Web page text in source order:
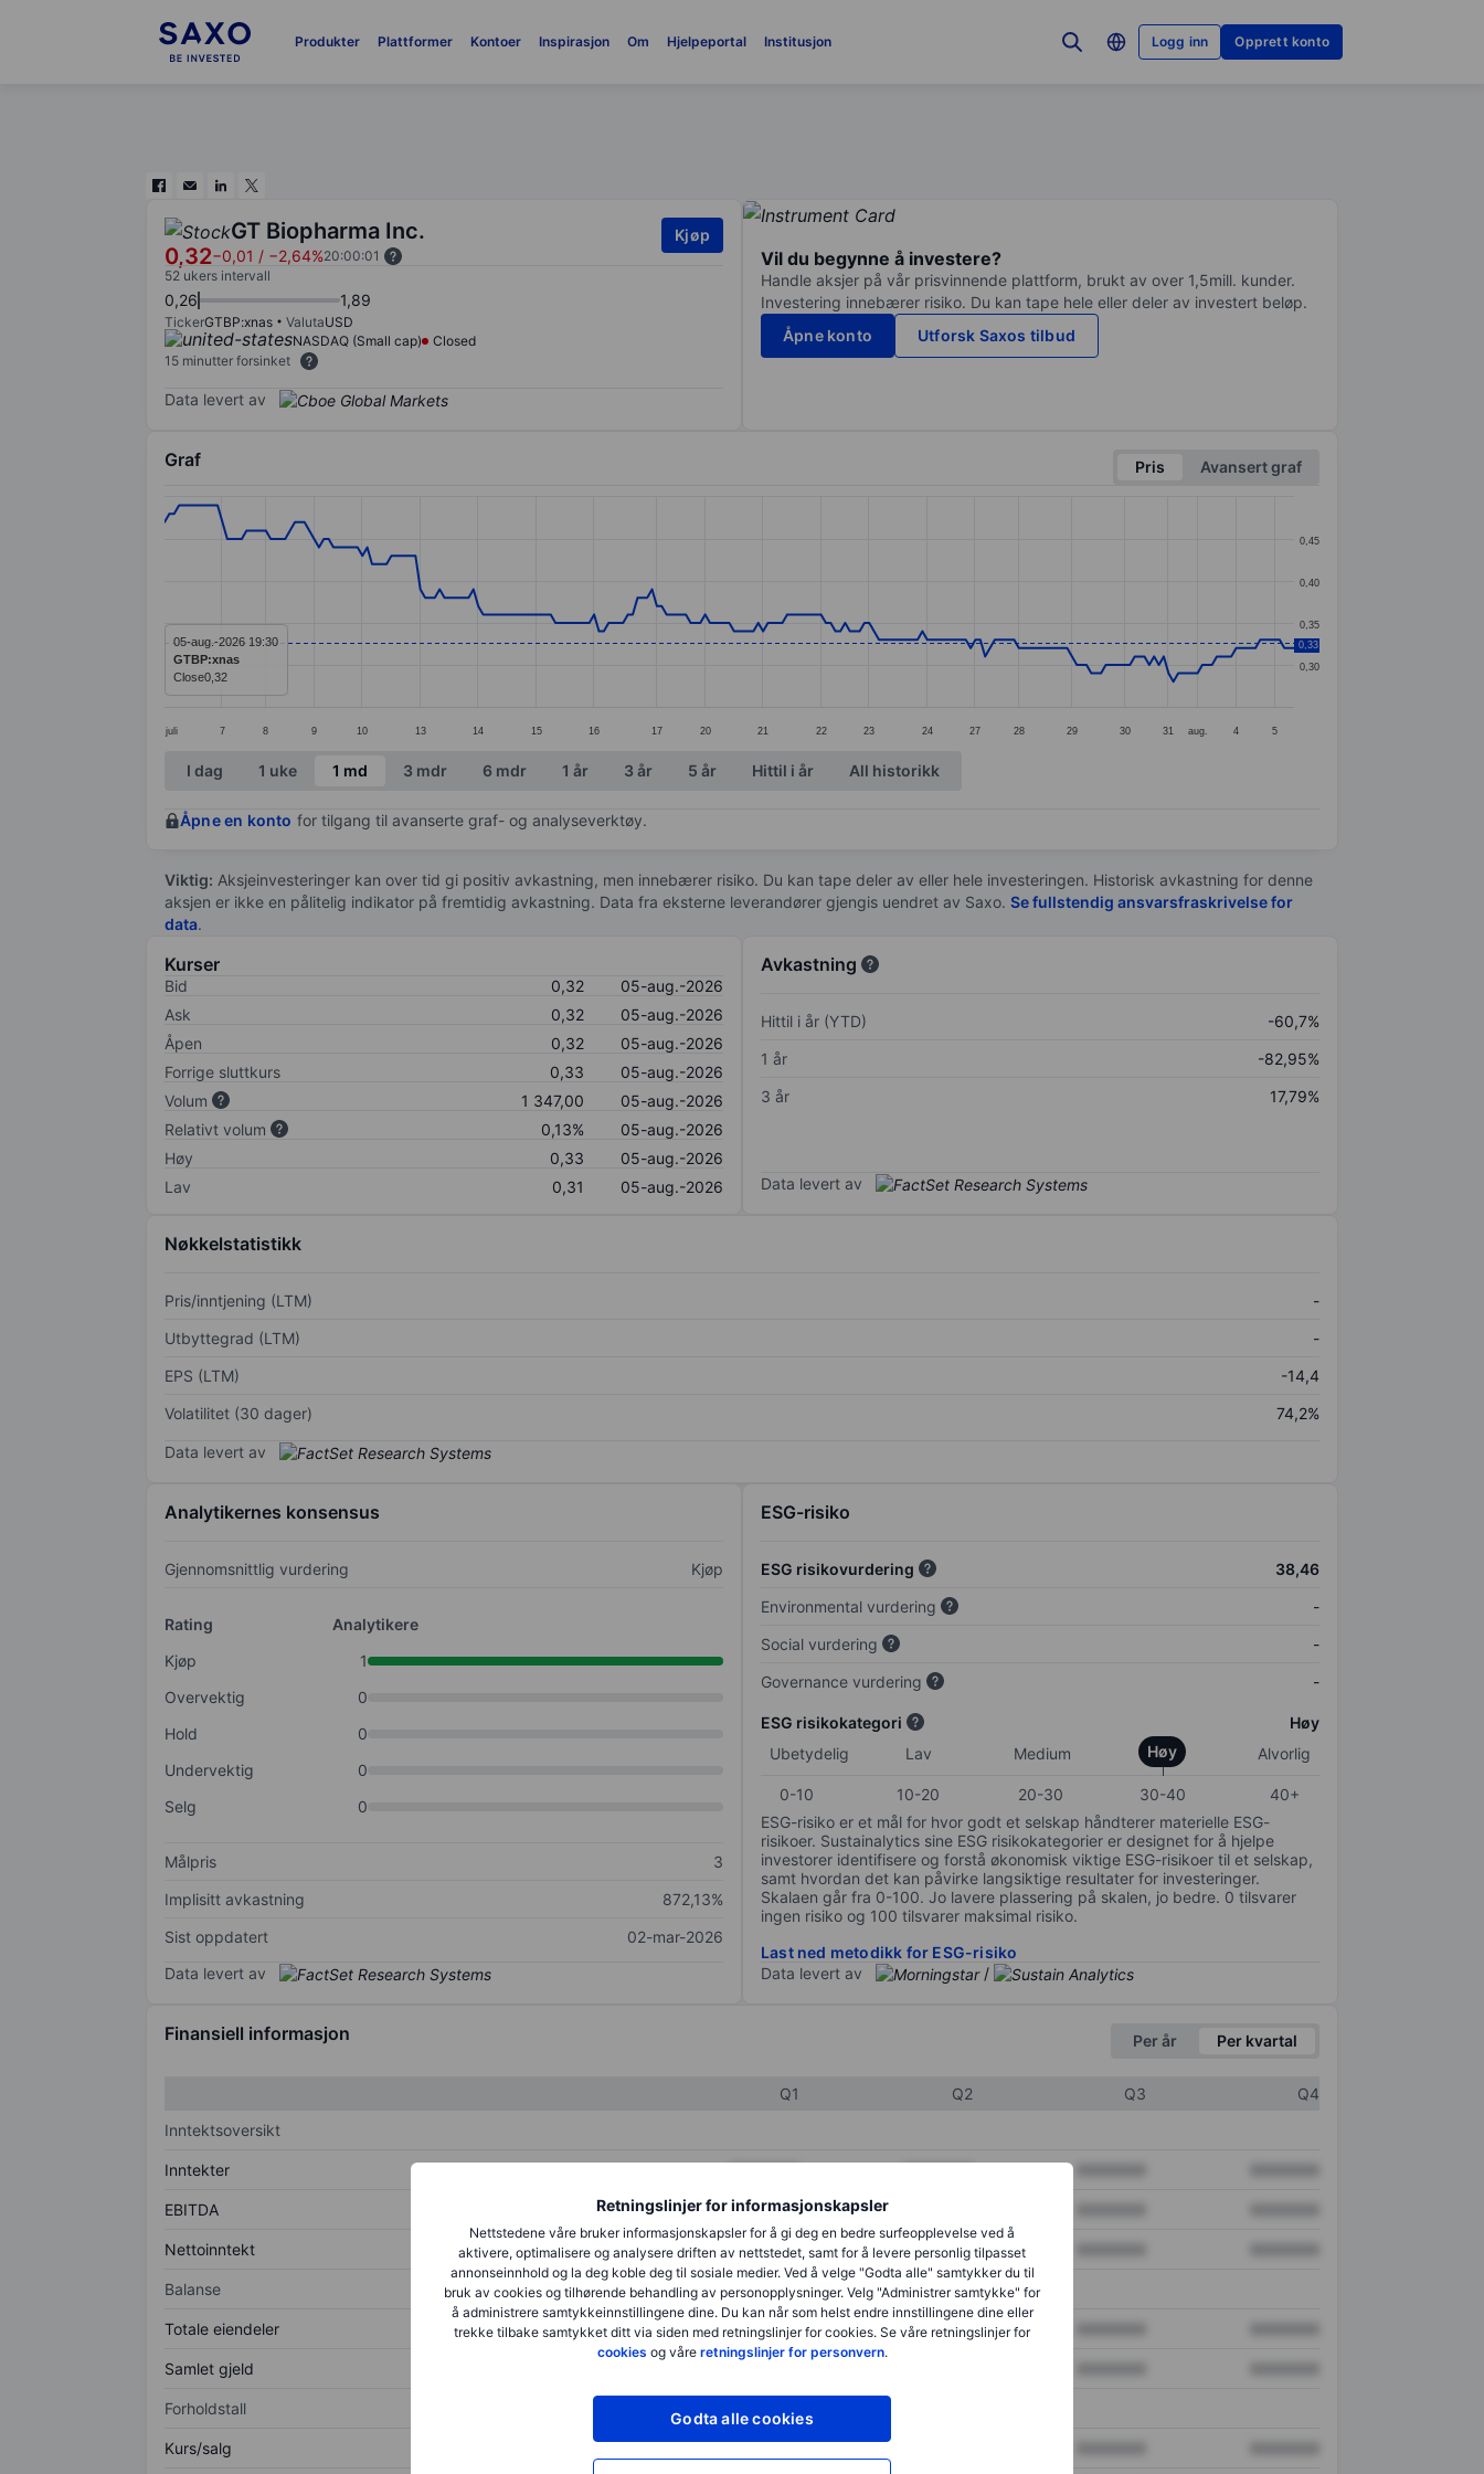
Produkter Plattformer Kontoer Inspirasjon Om Hjelpeportal Institusjon Logg inn Opprett konto
Retningslinjer for informasjonskapsler
Nettstedene våre bruker informasjonskapsler for å gi deg en bedre surfeopplevelse ved å
aktivere, optimalisere og analysere driften av nettstedet, samt for å levere personlig tilpasset
annonseinnhold og la deg koble deg til sosiale medier. Ved å velge "Godta alle" samtykker du til
bruk av cookies og tilhørende behandling av personopplysninger. Velg "Administrer samtykke" for
å administrere samtykkeinnstillingene dine. Du kan når som helst endre innstillingene dine eller
trekke tilbake samtykket ditt via siden med retningslinjer for cookies. Se våre retningslinjer for
cookies og våre retningslinjer for personvern.
Godta alle cookies
GT Biopharma Inc.
0,32−0,01 / −2,64%20:00:01
Kjøp
52 ukers intervall
0,26 1,89
TickerGTBP:xnas ValutaUSD
NASDAQ (Small cap)
Closed
15 minutter forsinket
Data levert av
Vil du begynne å investere?
Handle aksjer på vår prisvinnende plattform, brukt av over 1,5mill. kunder.
Investering innebærer risiko. Du kan tape hele eller deler av investert beløp.
Åpne konto
Utforsk Saxos tilbud
Graf Pris
Avansert graf
Line chart with 235 data points.
The chart has 1 X axis displaying categories.
The chart has 1 Y axis displaying values. Data ranges from 0.28 to 0.49.
juli 7 8 9 10 13 14 15 16 17 20 21 22 23 24 27 28 29 30 31 aug. 4 5
0,30
0,35
0,40
0,45
0,33
05-aug.-2026 19:30
GTBP:xnas
Close0,32
End of interactive chart.
I dag 1 uke 1 md 3 mdr 6 mdr 1 år 3 år 5 år Hittil i år All historikk
Åpne en konto for tilgang til avanserte graf- og analyseverktøy.
Viktig: Aksjeinvesteringer kan over tid gi positiv avkastning, men innebærer risiko. Du kan tape deler av eller hele investeringen. Historisk avkastning for denne
aksjen er ikke en pålitelig indikator på fremtidig avkastning. Data fra eksterne leverandører gjengis uendret av Saxo. Se fullstendig ansvarsfraskrivelse for
data.
Kurser
Bid 0,32
05-aug.-2026
Ask
0,32
05-aug.-2026
Åpen
0,32
05-aug.-2026
Forrige sluttkurs
0,33
05-aug.-2026
Volum
1 347,00
05-aug.-2026
Relativt volum
0,13%
05-aug.-2026
Høy
0,33
05-aug.-2026
Lav
0,31 05-aug.-2026
Avkastning
Hittil i år (YTD)
-60,7%
1 år
-82,95%
3 år
17,79%
Data levert av
Nøkkelstatistikk
Pris/inntjening (LTM)
-
Utbyttegrad (LTM)
-
EPS (LTM)
-14,4
Volatilitet (30 dager)
74,2%
Data levert av
Analytikernes konsensus
Gjennomsnittlig vurdering Kjøp
Rating
Analytikere
Kjøp
1
Overvektig
0
Hold
0
Undervektig
0
Selg
0
Målpris
3
Implisitt avkastning
872,13%
Sist oppdatert
02-mar-2026
Data levert av
ESG-risiko
ESG risikovurdering
38,46
Environmental vurdering
-
Social vurdering
-
Governance vurdering
-
ESG risikokategori
Høy
Ubetydelig
Lav Medium Høy Alvorlig
0-10 10-20 20-30 30-40
40+
ESG-risiko er et mål for hvor godt et selskap håndterer materielle ESG-
risikoer. Sustainalytics sine ESG risikokategorier er designet for å hjelpe
investorer identifisere og forstå økonomisk viktige ESG-risikoer til et selskap,
samt hvordan det kan påvirke langsiktige resultater for investeringer.
Skalaen går fra 0-100. Jo lavere plassering på skalen, jo bedre. 0 tilsvarer
ingen risiko og 100 tilsvarer maksimal risiko.
Last ned metodikk for ESG-risiko
Data levert av
/
Finansiell informasjon Per år Per kvartal
Q1 Q2 Q3
Q4
Inntektsoversikt
Inntekter
EBITDA XXXXXXX
Nettoinntekt XXXXXXX XXXXXXX
Balanse
Totale eiendeler XXXXXXX XXXXXXX
Samlet gjeld
Forholdstall
Kurs/salg XXXXXXX